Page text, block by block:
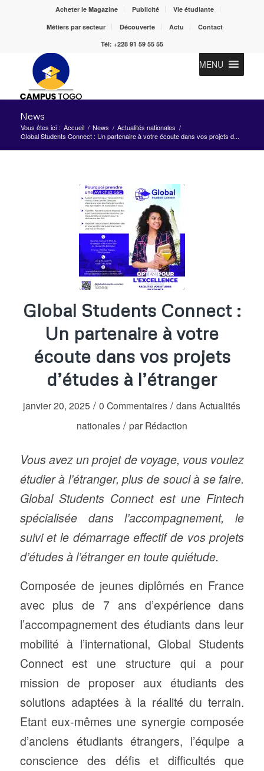
Acheter le Magazine Publicité
Vie étudiante
Métiers par secteur
Découverte Actu
Contact
Tél: +228 91 59 55 55
MENU
News
Vous êtes ici : Accueil / News / Actualités nationales /
Global Students Connect : Un partenaire à votre écoute dans vos projets d...
Global Students Connect :
Un partenaire à votre
écoute dans vos projets
d’études à l’étranger
janvier 20, 2025 / 0 Commentaires / dansActualités
nationales / par Rédaction
Vous avez un projet de voyage, vous voulez
étudier à l’étranger, plus de souci à se faire.
Global Students Connect est une Fintech
spécialisée dans l’accompagnement, le
suivi et le démarrage effectif de vos projets
d’études à l’étranger en toute quiétude.
Composée de jeunes diplômés en France
avec plus de 7 ans d’expérience dans
l’accompagnement des étudiants dans leur
mobilité à l’international, Global Students
Connect est une structure qui a pour
mission de proposer aux étudiants des
solutions adaptées à la réalité du terrain.
Etant eux-mêmes une synergie composée
d’anciens étudiants étrangers, l’équipe a
conscience des défis et difficultés que